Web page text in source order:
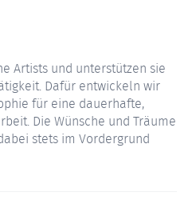
Artists und unterstützen sie
Dafür entwickeln wir
für eine dauerhafte,
Die Wünsche und Träume
stets im Vordergrund